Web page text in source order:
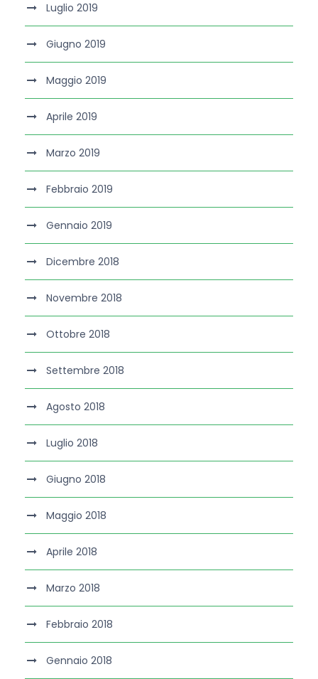
Luglio 2019
Giugno 2019
Maggio 2019
Aprile 2019
Marzo 2019
Febbraio 2019
Gennaio 2019
Dicembre 2018
Novembre 2018
Ottobre 2018
Settembre 2018
Agosto 2018
Luglio 2018
Giugno 2018
Maggio 2018
Aprile 2018
Marzo 2018
Febbraio 2018
Gennaio 2018